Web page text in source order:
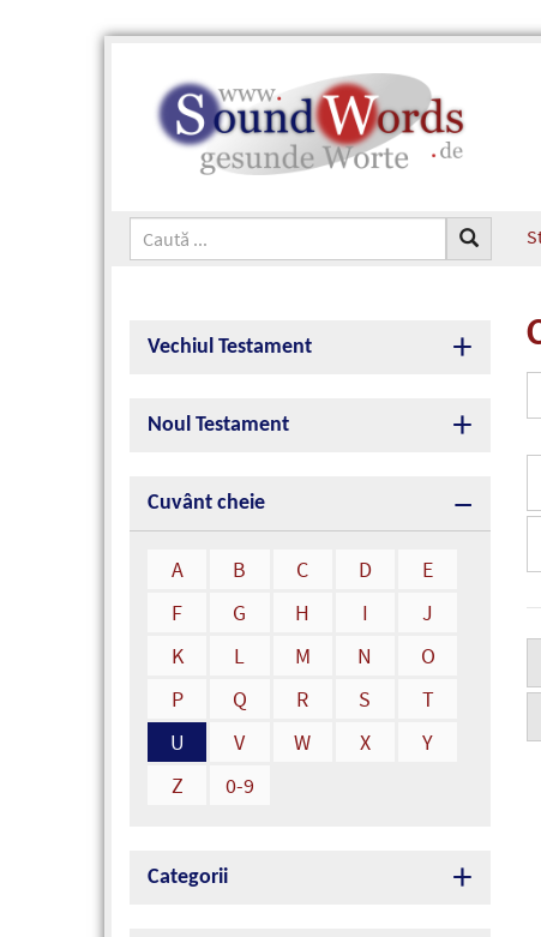
Vechiul Testament
Noul Testament
Cuvânt cheie
A B C D
E
F
G H I
J
K
L M N
O
P
Q R S
T
U
V W X
Y
Z
0-9
Categorii